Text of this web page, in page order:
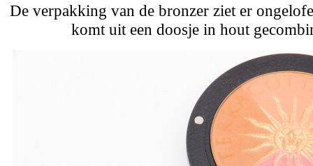
De verpakking van de bronzer ziet er
komt uit een doosje in hout